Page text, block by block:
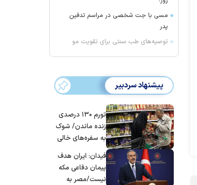
مسی با جت شخصی در مراسم تدفین
پدر
توصیه‌های طب سنتی برای تقویت مو
پیشنهاد سردبیر
تورم ۱۳۰ درصدی
زنده ماندن/ شوک
به سفره‌های خالی
فیدان: ایران هدف
پیمان دفاعی مکه
نیست/مصر به